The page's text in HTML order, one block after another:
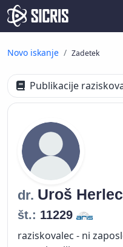
Novo iskanje Zadetek
Publikacije
dr. Uroš Herlec
št.: 11229
raziskovalec - ni